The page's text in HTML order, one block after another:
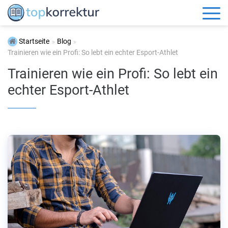
Startseite
Blog
Trainieren wie ein Profi: So lebt ein echter Esport-Athlet
Trainieren wie ein Profi: So lebt ein
echter Esport-Athlet